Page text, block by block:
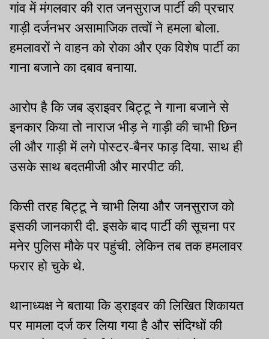
गांव में मंगलवार की रात जनसुराज पार्टी की प्रचार
गाड़ी दर्जनभर असामाजिक तत्वों ने हमला बोला.
हमलावरों ने वाहन को रोका और एक विशेष पार्टी का
गाना बजाने का दबाव बनाया.
आरोप है कि जब ड्राइवर बिट्टू ने गाना बजाने से
इनकार किया तो नाराज भीड़ ने गाड़ी की चाभी छिन
ली और गाड़ी में लगे पोस्टर-बैनर फाड़ दिया. साथ ही
उसके साथ बदतमीजी और मारपीट की.
किसी तरह बिट्टू ने चाभी लिया और जनसुराज को
इसकी जानकारी दी. इसके बाद पार्टी की सूचना पर
मनेर पुलिस मौके पर पहुंची. लेकिन तब तक हमलावर
फरार हो चुके थे.
थानाध्यक्ष ने बताया कि ड्राइवर की लिखित शिकायत
पर मामला दर्ज कर लिया गया है और संदिग्धों की